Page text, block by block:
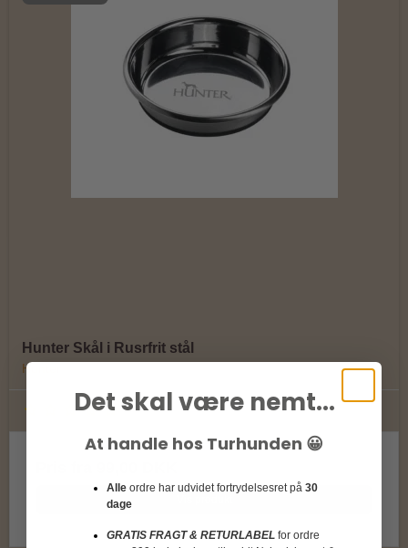
Hunter Skål i Rusrfrit stål
Hunter
Det skal være nemt...
At handle hos Turhunden 😀
Alle ordre har udvidet fortrydelsesret på 30
dage
GRATIS FRAGT & RETURLABEL for ordre